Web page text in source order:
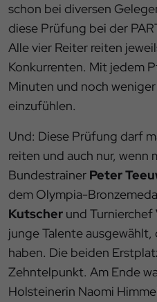
schon bei diversen
diese Prüfung bei der
Alle vier Reiter reiten
Konkurrenten. Mit jedem
Minuten und noch
einzufühlen.
Und: Diese Prüfung darf
reiten und auch nur, wenn
Bundestrainer Peter
dem Olympia-
Kutscher und Turnierchef
junge Talente
haben. Die beiden
Zehntelpunkt. Am Ende
Holsteinerin Naomi